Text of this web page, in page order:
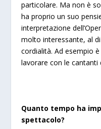
particolare. Ma non è
ha proprio un suo
interpretazione
molto interessante, al di
cordialità. Ad esempio
lavorare con le cantanti
Quanto tempo ha
spettacolo?